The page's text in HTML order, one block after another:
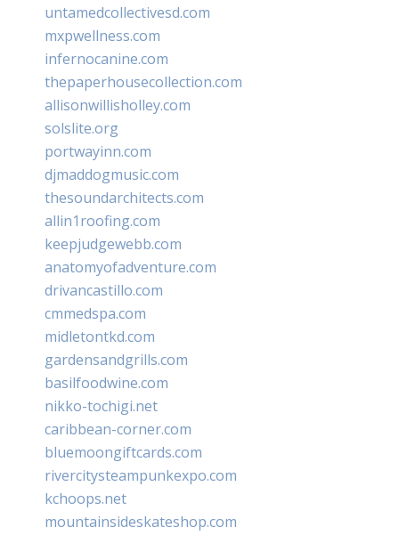
untamedcollectivesd.com
mxpwellness.com
infernocanine.com
thepaperhousecollection.com
allisonwillisholley.com
solslite.org
portwayinn.com
djmaddogmusic.com
thesoundarchitects.com
allin1roofing.com
keepjudgewebb.com
anatomyofadventure.com
drivancastillo.com
cmmedspa.com
midletontkd.com
gardensandgrills.com
basilfoodwine.com
nikko-tochigi.net
caribbean-corner.com
bluemoongiftcards.com
rivercitysteampunkexpo.com
kchoops.net
mountainsideskateshop.com